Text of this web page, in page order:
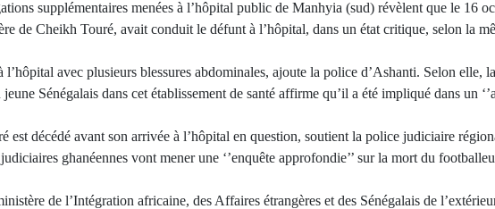
supplémentaires menées à l’hôpital public de Manhyia (sud) révèlent que le 16
de Cheikh Touré, avait conduit le défunt à l’hôpital, dans un état critique, selon la
l’hôpital avec plusieurs blessures abdominales, ajoute la police d’Ashanti. Selon elle,
Sénégalais dans cet établissement de santé affirme qu’il a été impliqué dans un
est décédé avant son arrivée à l’hôpital en question, soutient la police judiciaire
ghanéennes vont mener une ‘’enquête approfondie’’ sur la mort du
de l’Intégration africaine, des Affaires étrangères et des Sénégalais de